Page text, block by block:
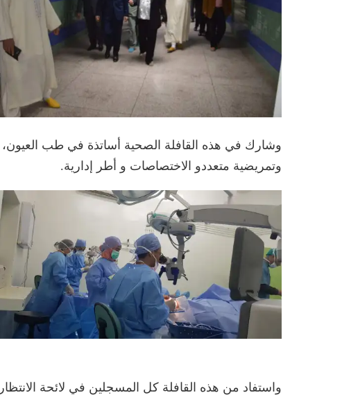
وشارك في هذه القافلة الصحية أساتذة في طب العيون،
وتمريضية متعددو الاختصاصات و أطر إدارية.